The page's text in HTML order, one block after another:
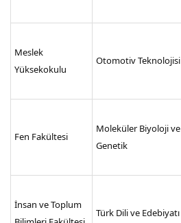
Meslek
Yüksekokulu
Otomotiv Teknolojisi
Fen Fakültesi
Moleküler Biyoloji ve
Genetik
İnsan ve Toplum
Türk Dili ve Edebiyatı